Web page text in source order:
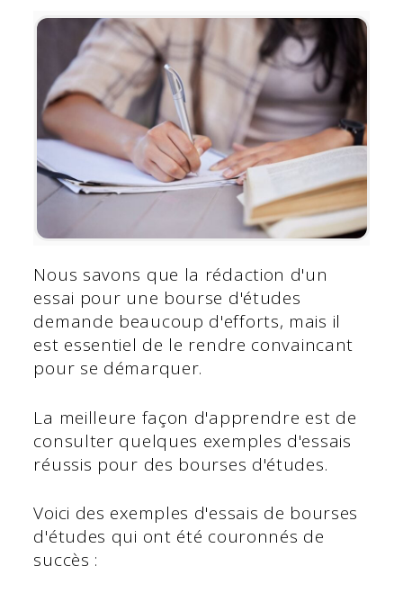
Nous savons que la rédaction d'un
essai pour une bourse d'études
demande beaucoup d'efforts, mais il
est essentiel de le rendre convaincant
pour se démarquer.
La meilleure façon d'apprendre est de
consulter quelques exemples d'essais
réussis pour des bourses d'études.
Voici des exemples d'essais de bourses
d'études qui ont été couronnés de
succès :